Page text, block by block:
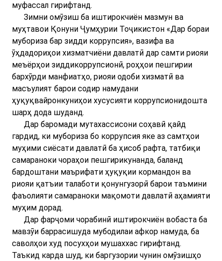
муфассал гирифтанд.
Зимни омӯзиш ба иштирокчиён мазмун ва
муҳтавои Қонуни Ҷумҳурии Тоҷикистон «Дар бораи
мубориза бар зидди коррупсия», вазифа ва
ӯҳдадориҳои хизматчиёни давлатӣ дар самти риояи
меъёрҳои зиддикоррупсионӣ, роҳҳои пешгирии
бархӯрди манфиатҳо, риояи одоби хизматӣ ва
масъулият барои содир намудани
ҳуқуқвайронкуниҳои хусусияти коррупсионидошта
шарҳ дода шуданд.
Дар баромади мутахассисони соҳавӣ қайд
гардид, ки мубориза бо коррупсия яке аз самтҳои
муҳими сиёсати давлатӣ ба ҳисоб рафта, татбиқи
самараноки чораҳои пешгирикунанда, баланд
бардоштани маърифати ҳуқуқии кормандон ва
риояи қатъии талаботи қонунгузорӣ барои таъмини
фаъолияти самараноки мақомоти давлатӣ аҳамияти
муҳим дорад.
Дар фарҷоми чорабинӣ иштирокчиён вобаста ба
мавзӯи баррасишуда мубодилаи афкор намуда, ба
саволҳои худ посухҳои мушаххас гирифтанд.
Таъкид карда шуд, ки баргузории чунин омӯзишҳо